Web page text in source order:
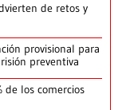
de retos y
provisional para
preventiva
de los comercios